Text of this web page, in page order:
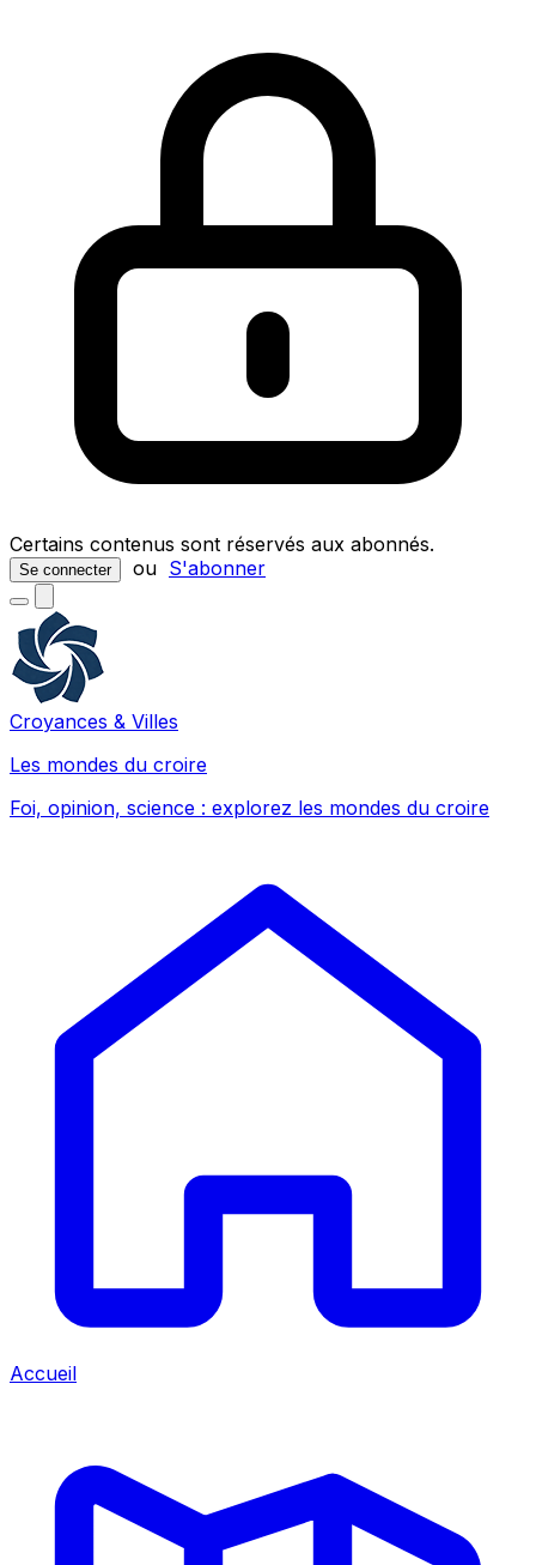
Certains contenus sont réservés aux abonnés.
Se connecter ou S'abonner
Croyances & Villes
Les mondes du croire
Foi, opinion, science : explorez les mondes du croire
Accueil